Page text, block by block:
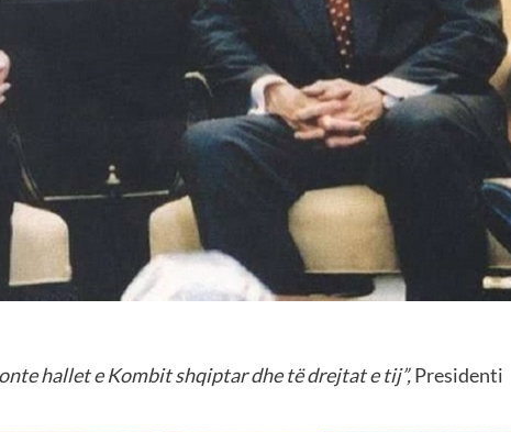
hallet e Kombit shqiptar dhe të drejtat e tij”,Presidenti